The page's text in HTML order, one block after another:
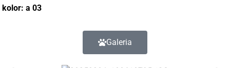
kolor: a 03
Galeria